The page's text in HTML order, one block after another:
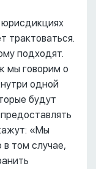
юрисдикциях
трактоваться.
подходят.
мы говорим о
одной
будут
«Мы
в том случае,